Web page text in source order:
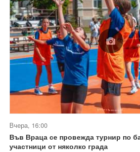
Вчера, 16:00
Във Враца се провежда турнир по
участници от няколко града